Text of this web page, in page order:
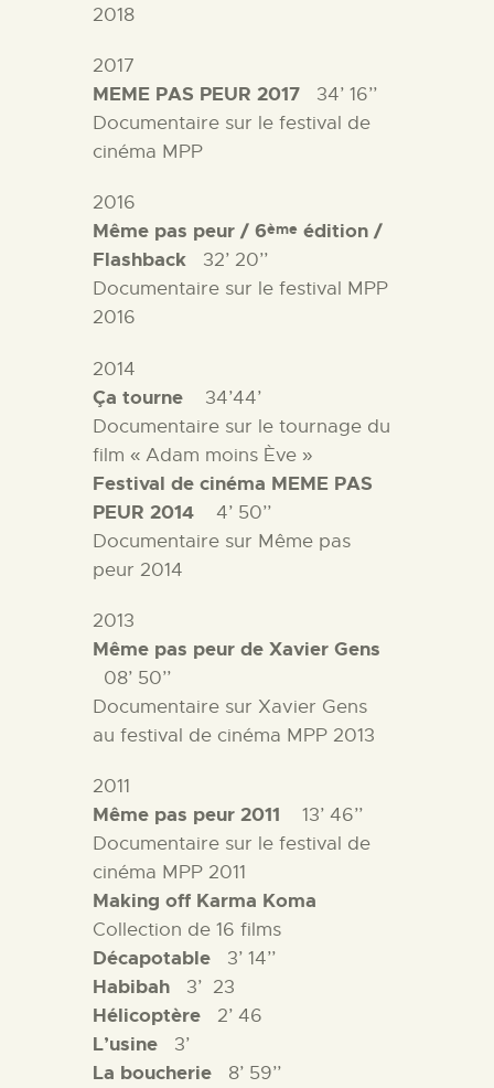
2018
2017
MEME PAS PEUR 2017
34’ 16’’
Documentaire sur le festival de
cinéma MPP
2016
Même pas peur / 6ème édition /
Flashback
32’ 20’’
Documentaire sur le festival MPP
2016
2014
Ça tourne
34’44’
Documentaire sur le tournage du
film « Adam moins Ève »
Festival de cinéma MEME PAS
PEUR 2014
4’ 50’’
Documentaire sur Même pas
peur 2014
2013
Même pas peur de Xavier Gens
08’ 50’’
Documentaire sur Xavier Gens
au festival de cinéma MPP 2013
2011
Même pas peur 2011
13’ 46’’
Documentaire sur le festival de
cinéma MPP 2011
Making off Karma Koma
Collection de 16 films
Décapotable
3’ 14’’
Habibah
3’ 23
Hélicoptère
2’ 46
L’usine
3’
La boucherie
8’ 59’’